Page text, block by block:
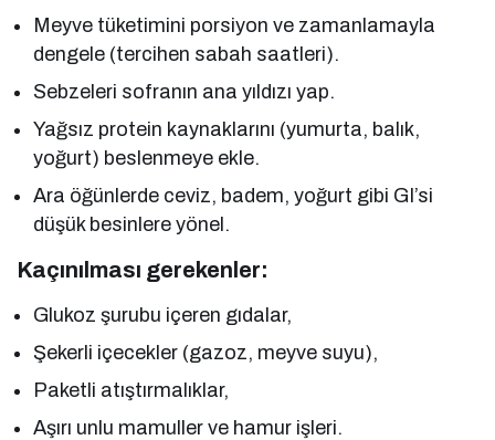
Meyve tüketimini porsiyon ve zamanlamayla
dengele (tercihen sabah saatleri).
Sebzeleri sofranın ana yıldızı yap.
Yağsız protein kaynaklarını (yumurta, balık,
yoğurt) beslenmeye ekle.
Ara öğünlerde ceviz, badem, yoğurt gibi GI’si
düşük besinlere yönel.
Kaçınılması gerekenler:
Glukoz şurubu içeren gıdalar,
Şekerli içecekler (gazoz, meyve suyu),
Paketli atıştırmalıklar,
Aşırı unlu mamuller ve hamur işleri.